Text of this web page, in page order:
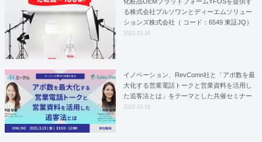
る株式会社プルソワンとディーエムソリュー
ションズ株式会社（ コード：6549 東証JQ）
はYFOSにおけるロジスティクスパートナー
2022.03.16
イノベーション、RevComn社と「アポ数を最
大化する営業電話トークと営業資料を活用し
た追客法とは」をテーマとした共催セミナー
を開催！
2022.03.16